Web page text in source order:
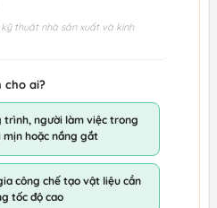
thuật nhà sản xuất và kinh
cho ai?
trình, người làm việc trong
hoặc nắng gắt
công chế tạo vật liệu cần
tốc độ cao